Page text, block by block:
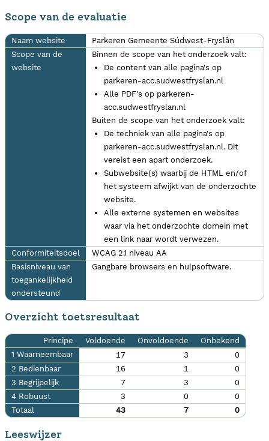
Scope van de evaluatie
Naam website
Parkeren Gemeente Súdwest-Fryslân
Scope van de
website
Binnen de scope van het onderzoek valt:
De content van alle pagina's op
parkeren-acc.sudwestfryslan.nl
Alle PDF's op parkeren-
acc.sudwestfryslan.nl
Buiten de scope van het onderzoek valt:
De techniek van alle pagina's op
parkeren-acc.sudwestfryslan.nl. Dit
vereist een apart onderzoek.
Subwebsite(s) waarbij de HTML en/of
het systeem afwijkt van de onderzochte
website.
Alle externe systemen en websites
waar via het onderzochte domein met
een link naar wordt verwezen.
Conformiteitsdoel
WCAG 2.1 niveau AA
Basisniveau van
toegankelijkheid
ondersteund
Gangbare browsers en hulpsoftware.
Overzicht toetsresultaat
Principe Voldoende Onvoldoende
Onbekend
1 Waarneembaar
17 3
0
2 Bedienbaar
16 1
0
3 Begrijpelijk
7 3
0
4 Robuust
3 0
0
Totaal
43 7 0
Leeswijzer